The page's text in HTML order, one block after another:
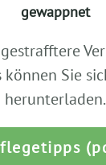
gewappnet
Sie
herunterladen.